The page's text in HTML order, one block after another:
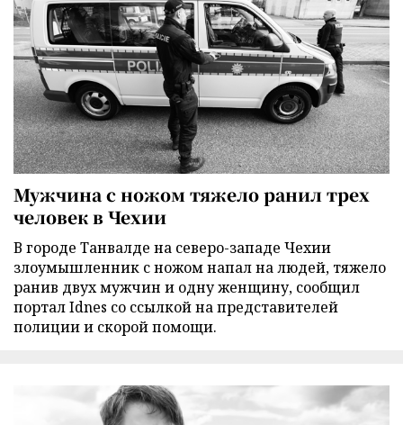
Мужчина с ножом тяжело ранил трех
человек в Чехии
В городе Танвалде на северо-западе Чехии
злоумышленник с ножом напал на людей, тяжело
ранив двух мужчин и одну женщину, сообщил
портал Idnes со ссылкой на представителей
полиции и скорой помощи.